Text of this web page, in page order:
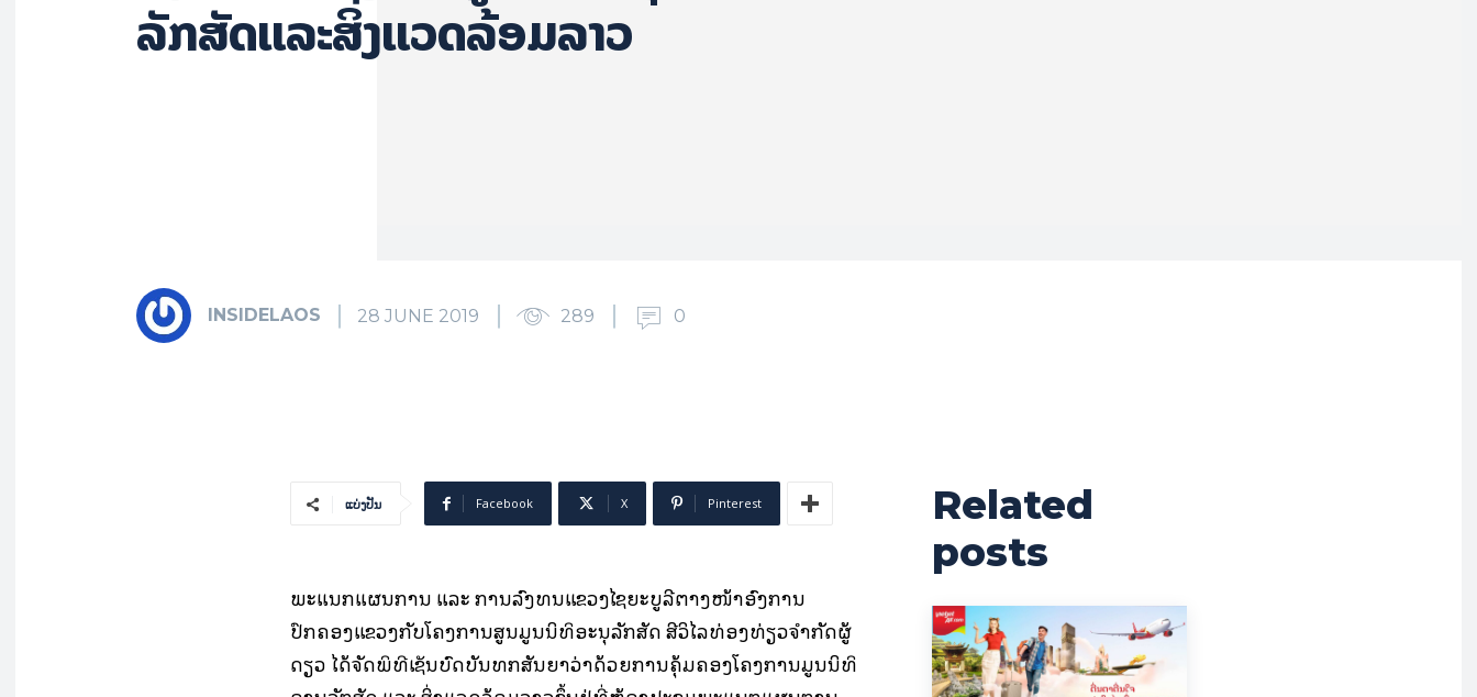
ລັກສັດແລະສິ່ງແວດລ້ອມລາວ
INSIDELAOS 28 JUNE 2019 289 0
ແບ່ງປັນ Facebook X Pinterest
ພະແນກແຜນການ ແລະ ການລົງທຶນແຂວງໄຊຍະບູລີຕາງໜ້າອົງການ
ປົກຄອງແຂວງກັບໂຄງການສູນມູນນິທິອະນຸລັກສັດ ສີວິໄລທ່ອງທ່ຽວຈໍາກັດຜູ້
ດຽວ ໄດ້ຈັດພິທີເຊັນບົດບັນທຶກສັນຍາວ່າດ້ວຍການຄຸ້ມຄອງໂຄງການມູນນິທິ
Related
posts